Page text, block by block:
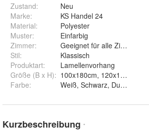
Zustand:
Neu
Marke:
KS Handel 24
Material:
Polyester
Muster:
Einfarbig
Zimmer:
Geeignet für alle Zimmer
Stil:
Klassisch
Produktart:
Lamellenvorhang
Größe (B x H): 100x180cm, 120x180cm,
Farbe:
Kurzbeschreibung *